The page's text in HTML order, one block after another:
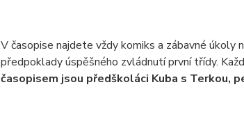
V časopise najdete vždy komiks a zábavné úkoly
předpoklady úspěšného zvládnutí první třídy.
časopisem jsou předškoláci Kuba s Terkou,